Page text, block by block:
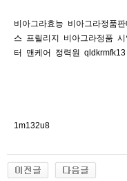
비아그라효능 비아그라정품판
스 프릴리지 비아그라정품 시
터 맨케어 정력원 qldkrmfk13
1m132u8